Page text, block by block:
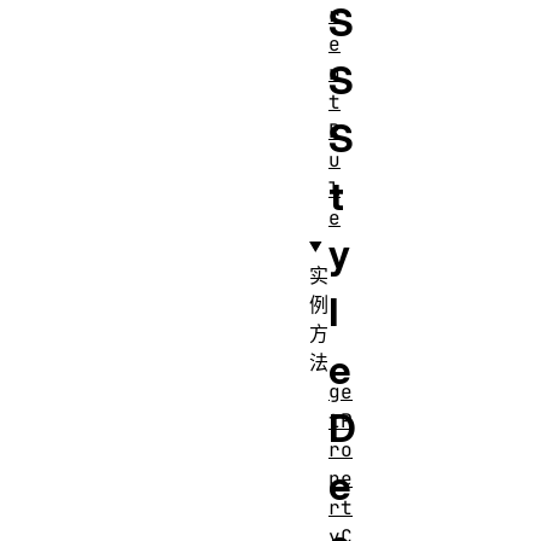
S
S
S
t
y
l
e
D
e
r
e
n
t
R
u
l
e
实
例
方
法
ge
tP
ro
pe
rt